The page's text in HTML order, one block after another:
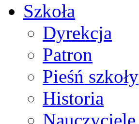
Szkoła
Dyrekcja
Patron
Pieśń szkoły
Historia